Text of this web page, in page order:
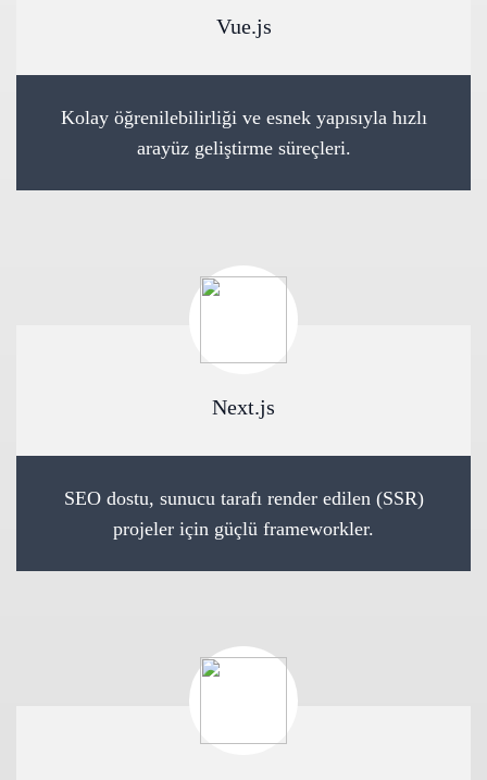
Vue.js
Kolay öğrenilebilirliği ve esnek yapısıyla hızlı
arayüz geliştirme süreçleri.
Next.js
SEO dostu, sunucu tarafı render edilen (SSR)
projeler için güçlü frameworkler.